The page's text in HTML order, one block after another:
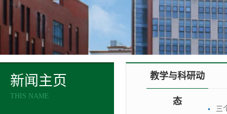
新闻主页
THIS NAME
教学与科研动
态
三